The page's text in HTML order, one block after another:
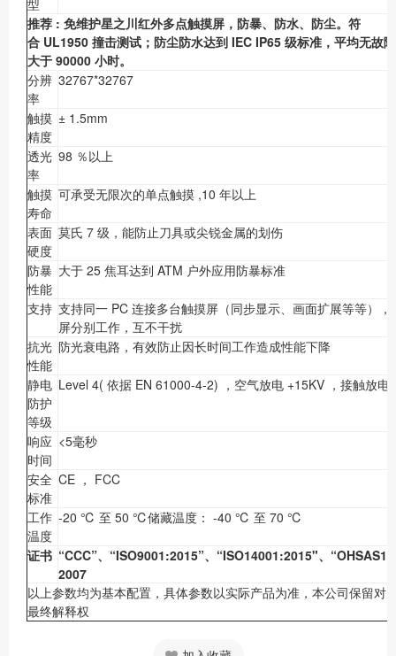
型
推荐 : 免维护星之川红外多点触摸屏，防暴、防水、防尘。符
合 UL1950 撞击测试；防尘防水达到 IEC IP65 级标准，平均无故
大于 90000 小时。
分辨
率
32767*32767
触摸
精度
± 1.5mm
透光
率
98 ％以上
触摸
寿命
可承受无限次的单点触摸 ,10 年以上
表面
硬度
莫氏 7 级，能防止刀具或尖锐金属的划伤
防暴
性能
大于 25 焦耳达到 ATM 户外应用防暴标准
支持 支持同一 PC 连接多台触摸屏（同步显示、画面扩展等等），
屏分别工作，互不干扰
抗光
性能
防光衰电路，有效防止因长时间工作造成性能下降
静电
防护
等级
Level 4( 依据 EN 61000-4-2) ，空气放电 +15KV ，接触放电
响应
时间
<5毫秒
安全
标准
CE ， FCC
工作
温度
-20 ℃ 至 50 ℃储藏温度： -40 ℃ 至 70 ℃
证书 “CCC”、“ISO9001:2015”、“ISO14001:2015"、
2007
以上参数均为基本配置，具体参数以实际产品为准，本公司保留对
最终解释权